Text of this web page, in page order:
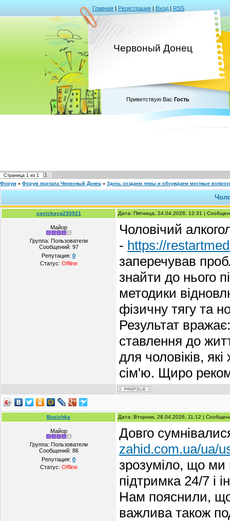
Главная | Регистрация | Вход | RSS
Червоный Донец
Приветствую Вас Гость
Страница 1 из 1 1
Форум » Форум портала Червоный Донец » Здесь создаем темы и обсуждаем местные
savickaya230921 Дата: Пятница, 24.04.2026, 12:31 |
Майор
Группа: Пользователи
Сообщений: 97
Репутация: 0
Статус: Offline
Чоловічий
- https://
заперечував
знайти до нього
методики
фізичну тягу та
Результат
ставлення до
для чоловіків,
сім'ю. Щиро
Busichka Дата: Вторник, 28.04.2026, 11:12 |
Майор
Группа: Пользователи
Сообщений: 86
Репутация: 0
Статус: Offline
Довго
zahid.com.ua/ua/
зрозуміло, що ми
підтримка 24/7 і
Нам пояснили,
важлива також